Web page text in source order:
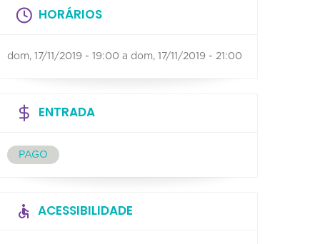
HORÁRIOS
dom, 17/11/2019 - 19:00 a dom, 17/11/2019 - 21:00
ENTRADA
PAGO
ACESSIBILIDADE